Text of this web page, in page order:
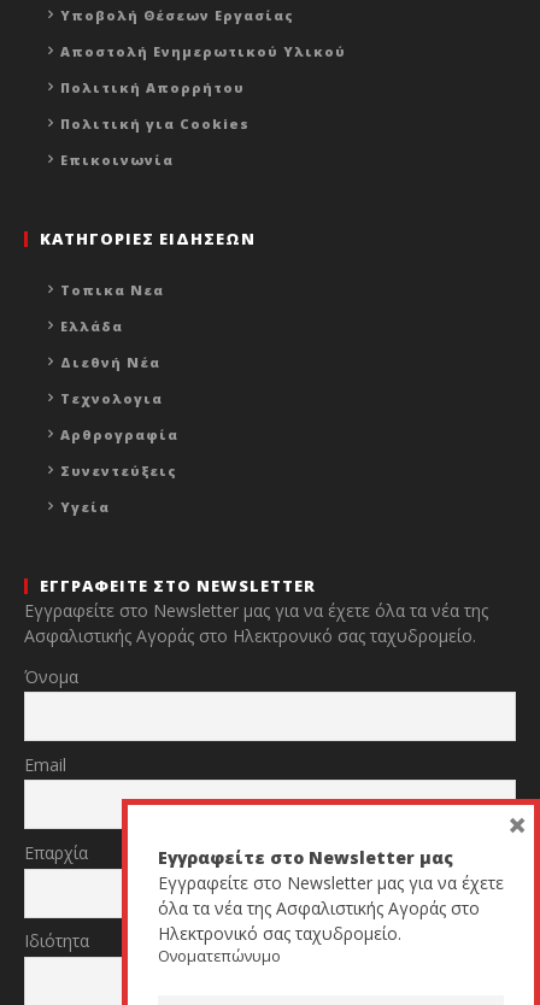
Υποβολή Θέσεων Εργασίας
Αποστολή Ενημερωτικού Υλικού
Πολιτική Απορρήτου
Πολιτική για Cookies
Επικοινωνία
ΚΑΤΗΓΟΡΙΕΣ ΕΙΔΗΣΕΩΝ
Τοπικα Νεα
Ελλάδα
Διεθνή Νέα
Τεχνολογια
Αρθρογραφία
Συνεντεύξεις
Υγεία
ΕΓΓΡΑΦΕΙΤΕ ΣΤΟ NEWSLETTER
Εγγραφείτε στο Newsletter μας για να έχετε όλα τα νέα της
Ασφαλιστικής Αγοράς στο Ηλεκτρονικό σας ταχυδρομείο.
Όνομα
Email
Επαρχία
Ιδιότητα
Εγγραφείτε στο Newsletter μας
Εγγραφείτε στο Newsletter μας για να έχετε
όλα τα νέα της Ασφαλιστικής Αγοράς στο
Ηλεκτρονικό σας ταχυδρομείο.
Ονοματεπώνυμο
×